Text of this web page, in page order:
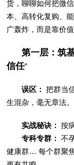
货，聊聊如何把微
本、高转化复购、
广轰炸，而是靠价
第一层：筑
信任”
误区： 把群当
生混杂，毫无章法。
实战秘诀： 按
专科专群： 不
健康群… 每个群聚